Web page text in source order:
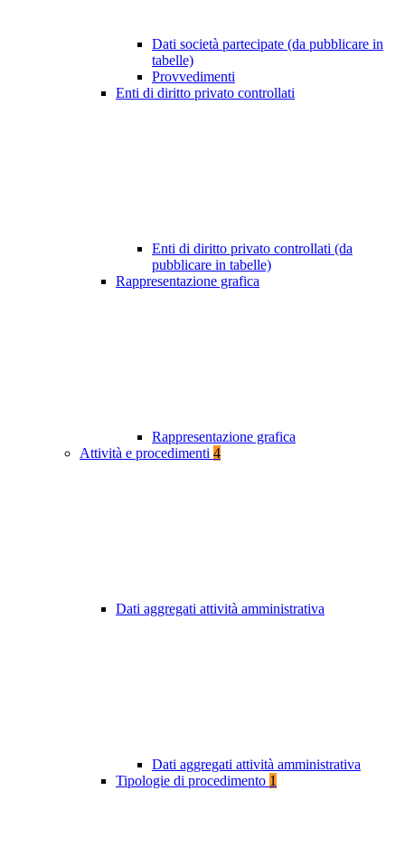
Dati società partecipate (da pubblicare in
tabelle)
Provvedimenti
Enti di diritto privato controllati
Enti di diritto privato controllati (da
pubblicare in tabelle)
Rappresentazione grafica
Rappresentazione grafica
Attività e procedimenti 4
Dati aggregati attività amministrativa
Dati aggregati attività amministrativa
Tipologie di procedimento 1